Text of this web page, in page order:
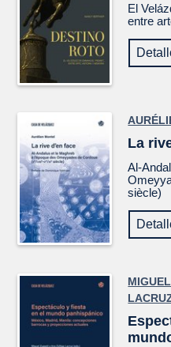
El
entre
La
Al-
siècle)